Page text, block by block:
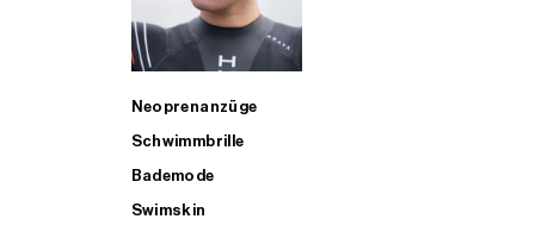
Neoprenanzüge
Schwimmbrille
Bademode
Swimskin